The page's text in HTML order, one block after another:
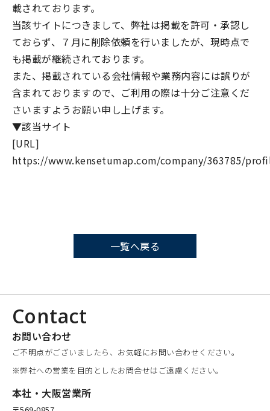
載されております。
当該サイトにつきまして、弊社は掲載を許可・承認し
ておらず、７月に削除依頼を行いましたが、現時点で
も掲載が継続されております。
また、掲載されている会社情報や業務内容には誤りが
含まれておりますので、ご利用の際は十分ご注意くだ
さいますようお願い申し上げます。
▼該当サイト
[URL]
https://www.kensetumap.com/company/363785/
一覧へ戻る
Contact
お問い合わせ
ご不明点がございましたら、お気軽にお問い合わせください。
※弊社への営業を目的としたお問合せはご遠慮ください。
本社・大阪営業所